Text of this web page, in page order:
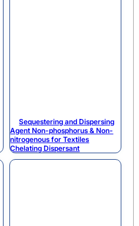
Sequestering and Dispersing
Agent Non-phosphorus & Non-
nitrogenous for Textiles
Chelating Dispersant